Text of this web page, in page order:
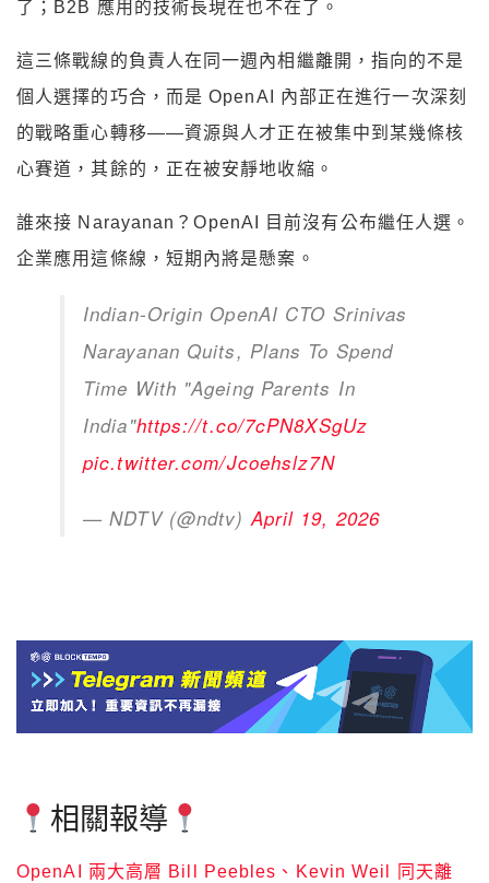
了；B2B 應用的技術長現在也不在了。
這三條戰線的負責人在同一週內相繼離開，指向的不是
個人選擇的巧合，而是 OpenAI 內部正在進行一次深刻
的戰略重心轉移——資源與人才正在被集中到某幾條核
心賽道，其餘的，正在被安靜地收縮。
誰來接 Narayanan？OpenAI 目前沒有公布繼任人選。
企業應用這條線，短期內將是懸案。
Indian-Origin OpenAI CTO Srinivas
Narayanan Quits, Plans To Spend
Time With "Ageing Parents In
India"https://t.co/7cPN8XSgUz
pic.twitter.com/Jcoehslz7N
— NDTV (@ndtv) April 19, 2026
相關報導
OpenAI 兩大高層 Bill Peebles、Kevin Weil 同天離